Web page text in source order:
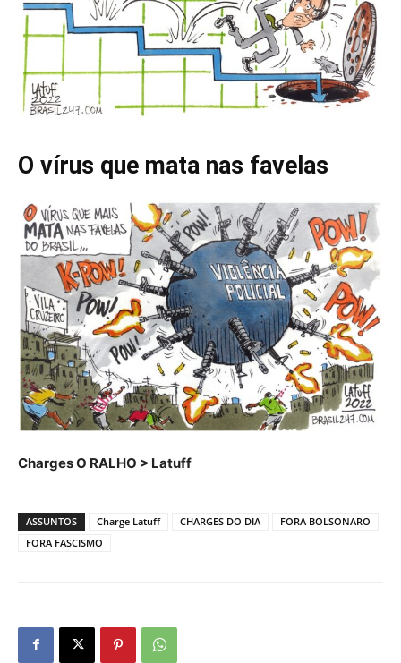
O vírus que mata nas favelas
Charges O RALHO > Latuff
ASSUNTOS Charge Latuff CHARGES DO DIA
FORA BOLSONARO
FORA FASCISMO